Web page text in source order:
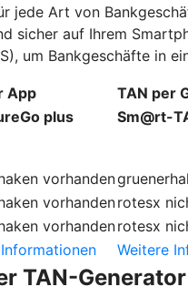
jede Art von
sicher auf Ihrem
um Bankgeschäfte in
App TAN per
plus
Sm@rt-
vorhanden
vorhandenrotesx
vorhandenrotesx
Weitere
TAN-